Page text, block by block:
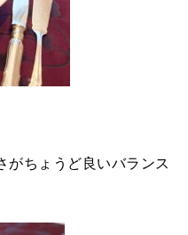
がちょうど良いバランス